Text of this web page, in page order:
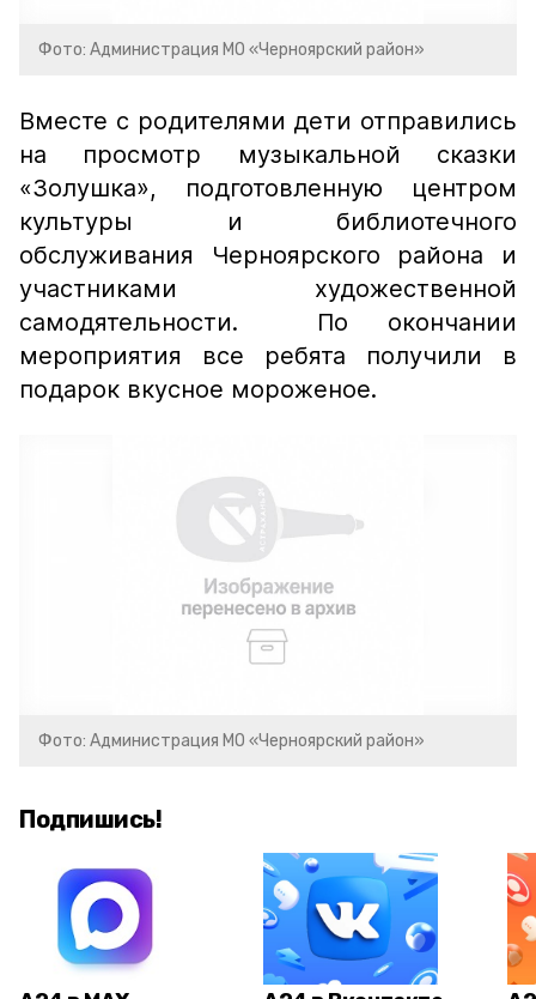
Фото: Администрация МО «Черноярский район»
Вместе с родителями дети отправились
на просмотр музыкальной сказки
«Золушка», подготовленную центром
культуры и библиотечного
обслуживания Черноярского района и
участниками художественной
самодятельности. По окончании
мероприятия все ребята получили в
подарок вкусное мороженое.
Фото: Администрация МО «Черноярский район»
Подпишись!